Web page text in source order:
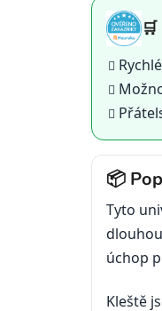
📦
Tyto
úchop
Kleště